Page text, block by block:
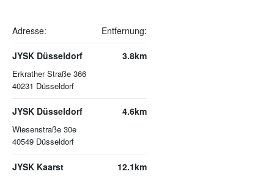
Adresse: Entfernung:
JYSK Düsseldorf
Erkrather Straße 366
40231 Düsseldorf
3.8km
JYSK Düsseldorf
Wiesenstraße 30e
40549 Düsseldorf
4.6km
JYSK Kaarst 12.1km